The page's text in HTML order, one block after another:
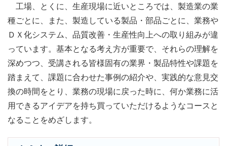
工場、とくに、生産現場に近いところでは、製造業の業
種ごとに、また、製造している製品・部品ごとに、業務や
ＤＸ化システム、品質改善・生産性向上への取り組みが違
っています。基本となる考え方が重要で、それらの理解を
深めつつ、受講される皆様固有の業界・製品特性や課題を
踏まえて、課題に合わせた事例の紹介や、実践的な意見交
換の時間をとり、業務の現場に戻った時に、何か業務に活
用できるアイデアを持ち買っていただけるようなコースと
なることをめざします。